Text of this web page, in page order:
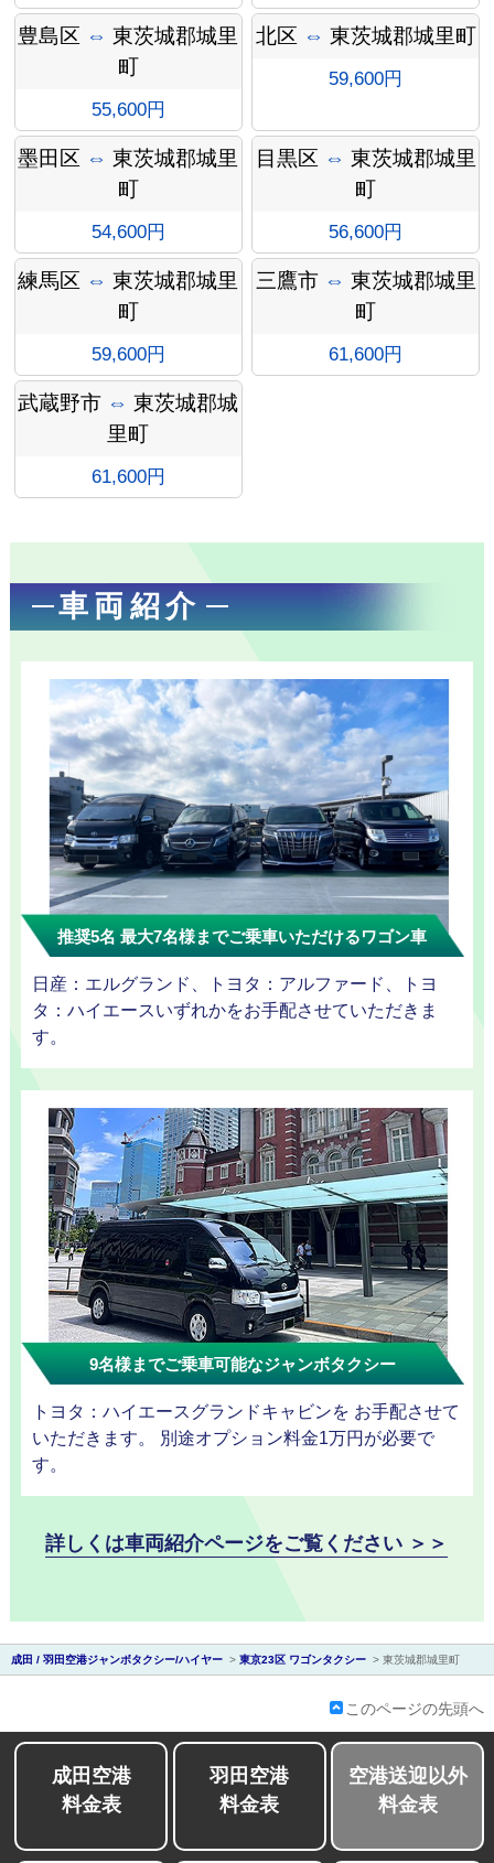
ォメー
ション
お勧め
送迎プ
ラン
ー
ディズニー
送迎
東
京
成
田
会社紹
介
豊島区 ⇔ 東茨城郡城里
町
55,600円
北区 ⇔ 東茨城郡城里町
59,600円
墨田区 ⇔ 東茨城郡城里
町
54,600円
目黒区 ⇔ 東茨城郡城里
町
56,600円
練馬区 ⇔ 東茨城郡城里
町
59,600円
三鷹市 ⇔ 東茨城郡城里
町
61,600円
武蔵野市 ⇔ 東茨城郡城
里町
61,600円
車両紹介
推奨5名 最大7名様までご乗車いただけるワゴン車
日産：エルグランド、トヨタ：アルファード、トヨ
タ：ハイエースいずれかをお手配させていただきま
す。
9名様までご乗車可能なジャンボタクシー
トヨタ：ハイエースグランドキャビンを お手配させて
いただきます。 別途オプション料金1万円が必要で
す。
詳しくは車両紹介ページをご覧ください ＞＞
成田 / 羽田空港ジャンボタクシー/ハイヤー > 東京23区 ワゴンタクシー > 東茨城郡城里町
このページの先頭へ
成田空港
料金表
羽田空港
料金表
空港送迎以外
料金表